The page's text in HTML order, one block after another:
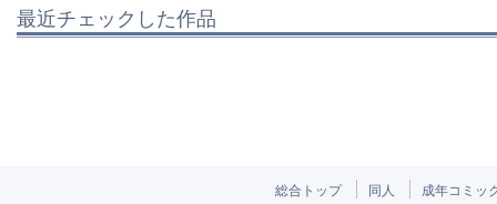
最近チェックした作品
総合トップ 同人 成年コミッ